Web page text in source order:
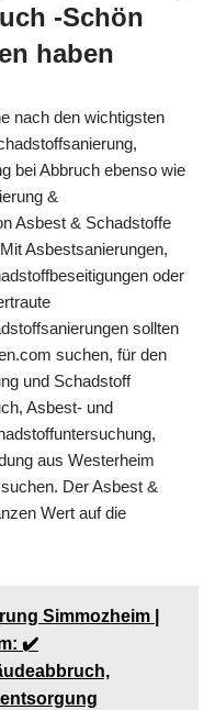
-Schön
haben
nach den wichtigsten
bei Abbruch ebenso wie
&
Asbest & Schadstoffe
Asbestsanierungen,
oder
sollten
suchen, für den
und Schadstoff
Asbest- und
aus Westerheim
Der Asbest &
Wert auf die
Simmozheim |
✔️